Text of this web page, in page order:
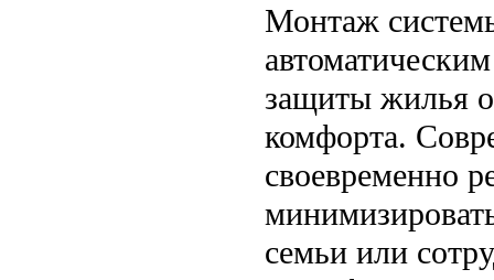
Монтаж
защиты жилья
комфорта.
своевременно
семьи или